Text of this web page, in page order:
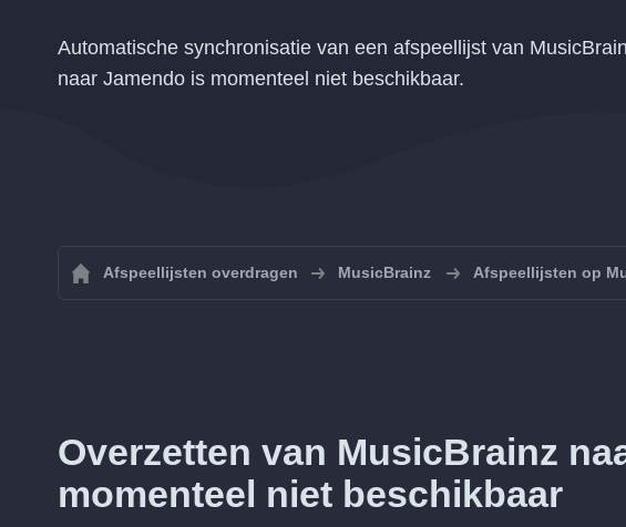
Automatische synchronisatie van een afspeellijst van
naar Jamendo is momenteel niet beschikbaar.
Afspeellijsten overdragen MusicBrainz Afspeellijsten op
Overzetten van MusicBrainz
momenteel niet beschikbaar